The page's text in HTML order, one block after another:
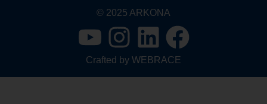
© 2025 ARKONA
Crafted by WEBRACE